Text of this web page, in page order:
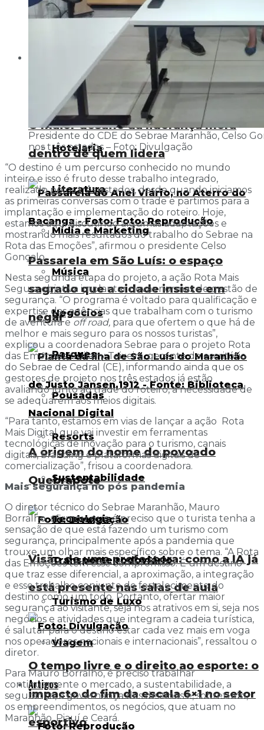
O maior desafio da liderança mora
dentro de quem lidera
Passarela em São Luís: o espaço
sagrado que a cidade insiste em
negar
A origem do nome do povoado
Quebrapote
Visão de uma professora: como a IA já
está presente nas salas de aula
O tempo livre e o direito ao esporte: o
impacto do fim da escala 6×1 no setor
esportivo
Folclore
Gastronomia
Hotelaria
Literatura
Mídia e Marketing
Música
Negócios
Parques
Pousadas
Resorts
Sustentabilidade
Tecnologia
Transporte rodoviário
Turismo de Luxo
Viagem
Artigos
Presidente do CDE do Sebrae Maranhão, Celso
nos três estados – Foto: Divulgação
“O destino é um percurso conhecido no mundo
inteiro e isso é fruto desse trabalho integrado,
realizado pelos três estados, desde quando iniciamos
as primeiras conversas com o trade e partimos para a
implantação e implementação do roteiro. Hoje,
estamos aqui discutindo algumas adaptações e
mostrando mais resultados do trabalho do Sebrae na
Rota das Emoções”, afirmou o presidente Celso
Gonçalo.
Nesta segunda etapa do projeto, a ação Rota Mais
Segura objetiva implantar novas normas de gestão de
segurança. “O programa é voltado para qualificação e
expertise das agências que trabalham com o turismo
de aventura e off road, para que ofertem o que há de
melhor e mais seguro para os nossos turistas”,
explicou a coordenadora Sebrae para o projeto Rota
das Emoções, Suilany Teixeira, gerente do escritório
do Sebrae de Cedral (CE), informando ainda que os
gestores de projeto nos três estados já estão
avaliando junto ao trade do roteiro, a necessidade de
se adequarem aos meios digitais.
“Para tanto, estamos em vias de lançar a ação Rota
Mais Digital que vai investir em ferramentas
tecnológicas de inovação para o turismo, canais
digitais, branding e plataformas digitais de
comercialização”, frisou a coordenadora.
Mais segurança no pós pandemia
O diretor técnico do Sebrae Maranhão, Mauro
Borralho, afirmou que é preciso que o turista tenha a
sensação de que está fazendo um turismo com
segurança, principalmente após a pandemia que
trouxe um olhar mais específico sobre o tema. “A Rota
das Emoções tem esse compromisso. É um destino
que traz esse diferencial, a aproximação, a integração
e esse trabalho conjunto de fortalecimento do
destino como um todo. Portanto, ofertar maior
segurança ao visitante, seja nos atrativos em si, seja nos
negócios e atividades que integram a cadeia turística,
é salutar para o destino estar cada vez mais em voga
nos operadores nacionais e internacionais”, ressaltou o
diretor.
Para Mauro Borralho, é preciso trabalhar
continuamente o mercado, a sustentabilidade, a
segurança, a governança dos destinos e, sobretudo,
os empreendimentos, os negócios, que atuam no
Maranhão, Piauí e Ceará.